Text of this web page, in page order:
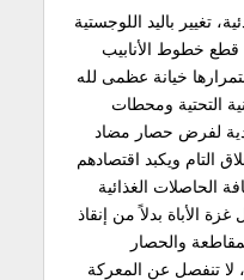
تغيير باليد اللوجستية
خطوط الأنابيب
خيانة عظمى لله
التحتية ومحطات
لفرض حصار مضاد
التام ويكبد اقتصادهم
الحاصلات الغذائية
الأباة بدلاً من إنقاذ
والحصار
لا تنفصل عن المعركة